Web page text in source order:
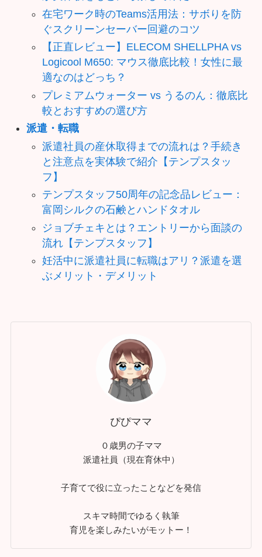
在宅ワーク時のTeams活用法：サボりを防
ぐスクリーンセーバー回避のコツ
【正直レビュー】ELECOM SHELLPHA vs
Logicool M650: マウス徹底比較！女性に最
適なのはどっち？
プレミアムウォーター vs うるのん：徹底比
較とおすすめの選び方
派遣・転職
派遣社員の産休取得までの流れは？手続き
と注意点を実体験で紹介【テンプスタッ
フ】
テンプスタッフ50周年の記念品レビュー：
富岡シルクの石鹸とハンドタオル
ジョブチェキとは？エントリーから面談の
流れ【テンプスタッフ】
妊活中に派遣社員に転職はアリ？派遣を選
ぶメリット・デメリット
ぴぴママ
０歳男の子ママ
派遣社員（現在育休中）
子育てで役に立ったことなどを発信
スキマ時間でゆるく執筆
育児を楽しみたいがモットー！